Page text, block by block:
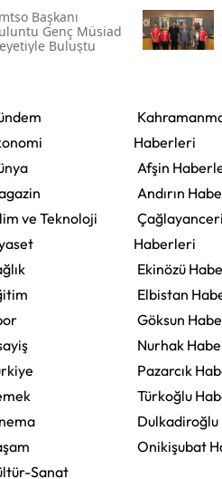
Başkanı
Genç Müsi̇ad
Buluştu
ve Teknoloji
Sanat
Haberleri
Afşin
Andırın
Haberleri
Ekinözü
Elbistan
Göksun
Nurhak
Pazarcık
Türkoğlu
Onikişubat